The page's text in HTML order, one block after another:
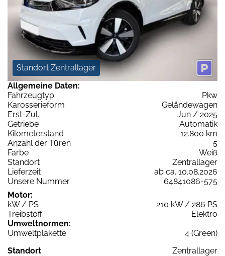
Standort Zentrallager
Allgemeine Daten:
Fahrzeugtyp
Pkw
Karosserieform
Geländewagen
Erst-Zul.
Jun / 2025
Getriebe
Automatik
Kilometerstand
12.800 km
Anzahl der Türen
5
Farbe
Weiß
Standort
Zentrallager
Lieferzeit
ab ca. 10.08.2026
Unsere Nummer
64841086-575
Motor:
kW / PS
210 kW / 286 PS
Treibstoff
Elektro
Umweltnormen:
Umweltplakette
4 (Green)
Standort
Zentrallager